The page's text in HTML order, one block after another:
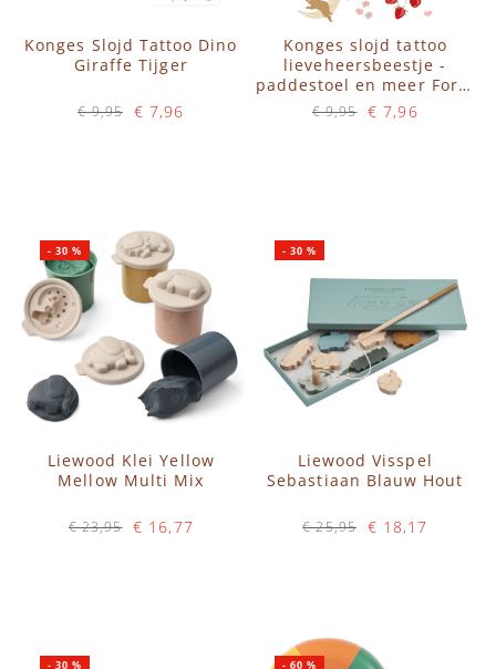
Konges Slojd Tattoo Dino
Giraffe Tijger
€ 7,96
€ 9,95
Konges slojd tattoo
lieveheersbeestje -
paddestoel en meer Foret
magique
€ 7,96
€ 9,95
Liewood Klei Yellow
Mellow Multi Mix
€ 16,77
€ 23,95
-30 %
Liewood Visspel
Sebastiaan Blauw Hout
€ 18,17
€ 25,95
- 30 %
-30 % - 60 %